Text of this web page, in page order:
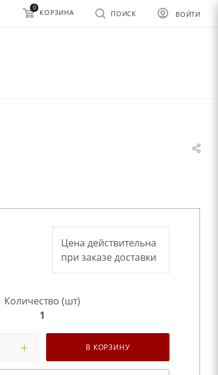
ВОЙТИ
ПОИСК
0
КОРЗИНА
Цена действительна
при заказе доставки
Количество (шт)
1
В КОРЗИНУ